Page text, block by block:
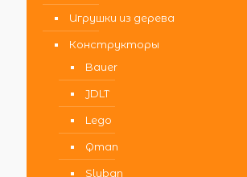
Игрушки из дерева
Конструкторы
Bauer
JDLT
Lego
Qman
Sluban